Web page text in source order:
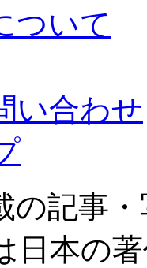
ついて
い合わせ
の記事
日本の